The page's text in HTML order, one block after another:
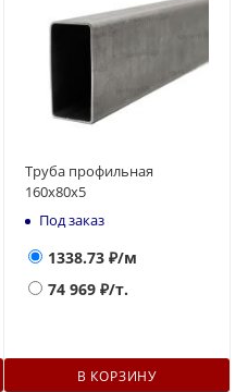
Труба профильная
160х80х5
Под заказ
1338.73 ₽/м
74 969 ₽/т.
В КОРЗИНУ